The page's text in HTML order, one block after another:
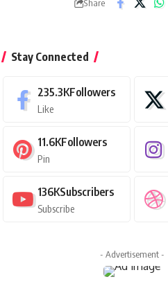
Share
Stay Connected
235.3KFollowers
Like
11.6KFollowers
Pin
136KSubscribers
Subscribe
- Advertisement -